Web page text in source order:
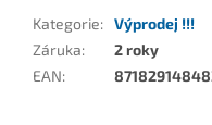
Kategorie: Výprodej !!!
Záruka:
2 roky
EAN: